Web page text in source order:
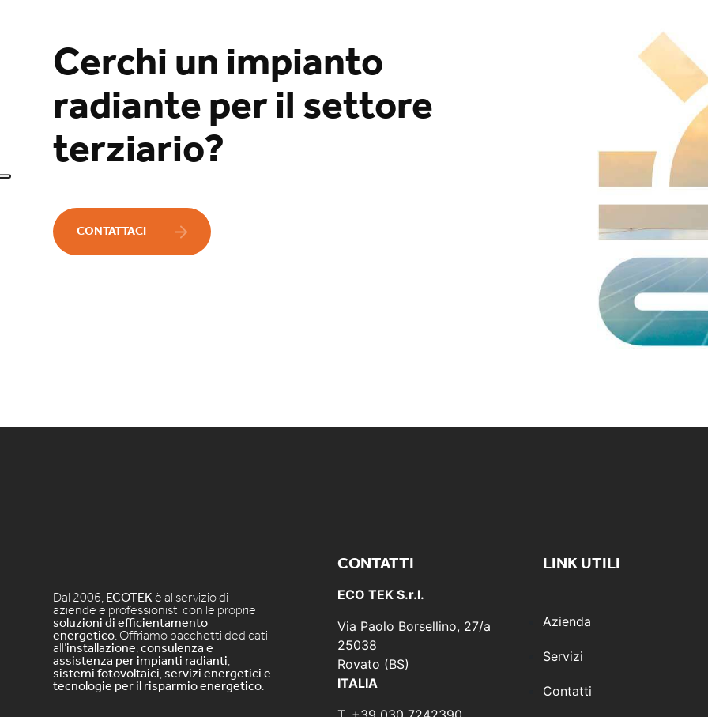
Cerchi un impianto
radiante per il settore
terziario?
CONTATTACI
Dal 2006, ECOTEKè al servizio di
aziende e professionisti con le proprie
soluzioni di efficientamento
energetico. Offriamo pacchetti dedicati
all’installazione,consulenza e
assistenza per impianti radianti,
sistemi fotovoltaici, servizi energetici e
tecnologie per il risparmio energetico.
CONTATTI
ECO TEK S.r.l.
Via Paolo Borsellino, 27/a
25038
Rovato (BS)
ITALIA
LINK UTILI
Azienda
Servizi
Contatti